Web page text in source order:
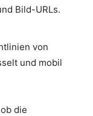
Bild-URLs.
von
und mobil
die